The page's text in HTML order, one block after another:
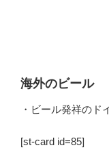
海外のビール
・ビール発祥のド
[st-card id=85]